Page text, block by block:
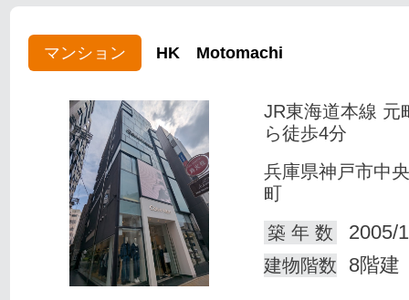
マンション HK Motomachi
JR東海道本線 元
ら徒歩4分
兵庫県神戸市中
町
築 年 数
2005/
建物階数 8階建